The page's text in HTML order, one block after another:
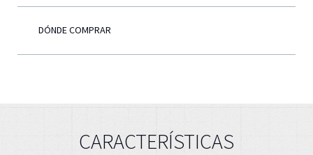
DÓNDE COMPRAR
CARACTERÍSTICAS